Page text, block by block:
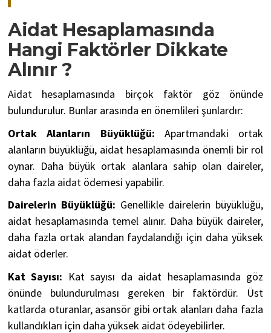
Aidat Hesaplamasında
Hangi Faktörler Dikkate
Alınır ?
Aidat hesaplamasında birçok faktör göz önünde
bulundurulur. Bunlar arasında en önemlileri şunlardır:
Ortak Alanların Büyüklüğü: Apartmandaki ortak
alanların büyüklüğü, aidat hesaplamasında önemli bir rol
oynar. Daha büyük ortak alanlara sahip olan daireler,
daha fazla aidat ödemesi yapabilir.
Dairelerin Büyüklüğü: Genellikle dairelerin büyüklüğü,
aidat hesaplamasında temel alınır. Daha büyük daireler,
daha fazla ortak alandan faydalandığı için daha yüksek
aidat öderler.
Kat Sayısı: Kat sayısı da aidat hesaplamasında göz
önünde bulundurulması gereken bir faktördür. Üst
katlarda oturanlar, asansör gibi ortak alanları daha fazla
kullandıkları için daha yüksek aidat ödeyebilirler.